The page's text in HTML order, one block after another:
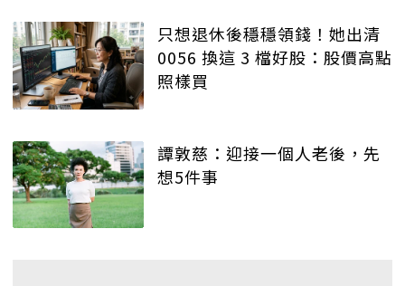
只想退休後穩穩領錢！她出清
0056 換這 3 檔好股：股價高點
照樣買
譚敦慈：迎接一個人老後，先
想5件事